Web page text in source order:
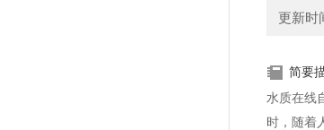
更新时
简要
水质在线
时，随着